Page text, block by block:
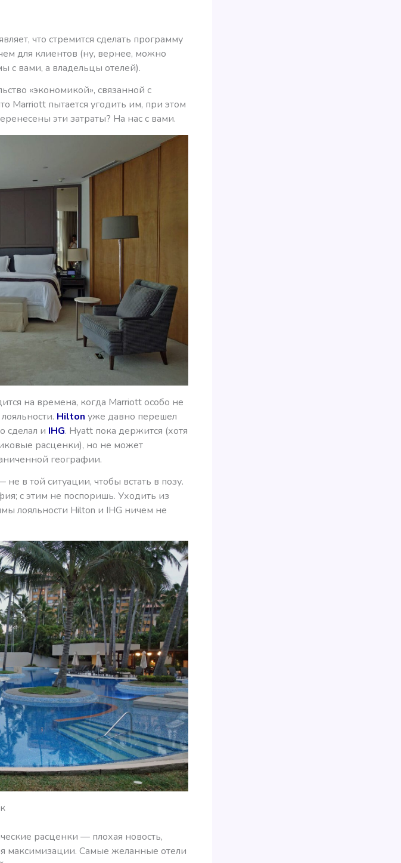
что стремится сделать программу
для клиентов (ну, вернее, можно
с вами, а владельцы отелей).
«экономикой», связанной с
Marriott пытается угодить им, при этом
эти затраты? На нас с вами.
на времена, когда Marriott особо не
Hilton уже давно перешел
сделал и IHG. Hyatt пока держится (хотя
расценки), но не может
географии.
в той ситуации, чтобы встать в позу.
с этим не поспоришь. Уходить из
лояльности Hilton и IHG ничем не
расценки — плохая новость,
максимизации. Самые желанные отели